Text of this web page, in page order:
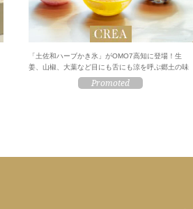
「土佐和ハーブかき氷」がOMO7高知に登場！生
姜、山椒、大葉など目にも舌にも涼を呼ぶ郷土の味